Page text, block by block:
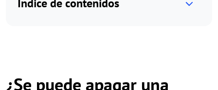
Índice de contenidos
¿Se puede apagar una